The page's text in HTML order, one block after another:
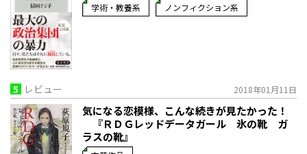
学術・教養系 ノンフィクション系
5 レビュー 2018年01月11日
気になる恋模様、こんな続きが見たかった！
『ＲＤＧレッドデータガール 氷の靴 ガ
ラスの靴』